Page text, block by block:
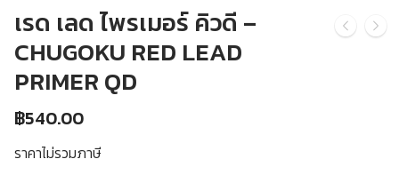
หน้าหลัก
สินค้า
สีชูโกกุ
สีโจตัน
แคตตาล็อก
บทความ
เรด เลด ไพรเมอร์ คิวดี –
CHUGOKU RED LEAD
PRIMER QD
฿540.00
ราคาไม่รวมภาษี